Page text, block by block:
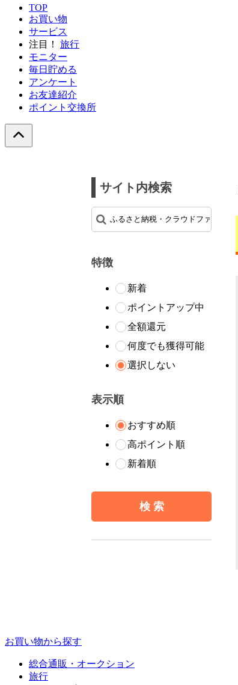
TOP
お買い物
サービス
注目！
旅行
モニター
毎日貯める
アンケート
お友達紹介
ポイント交換所
サイト内検索
特徴
新着
ポイントアップ中
全額還元
何度でも獲得可能
選択しない
表示順
おすすめ順
高ポイント順
新着順
お買い物から探す
総合通販・オークション
旅行